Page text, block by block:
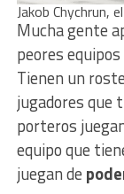
Jakob Chychrun,
Mucha gente
peores
Tienen un
jugadores que
porteros
equipo que
juegan de